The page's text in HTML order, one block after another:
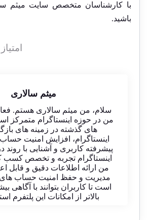
با کارشناسان متخصص سایت میثم
باشید.
میثم سالاری
سلام، من میثم سالاری هستم.
من در حوزه اینستاگرام
های گذشته در زمینه های
اینستاگرام، افزایش امنیت
پیشرفته کاربری و آشنایی با روند
اینستاگرام تجربه و تخصص کسب
من ارائه اطلاعات دقیق و قابل
مدیریت و حفظ امنیت حساب های
است تا کاربران بتوانند با آگاهی
بالاتر از امکانات این پلتفرم